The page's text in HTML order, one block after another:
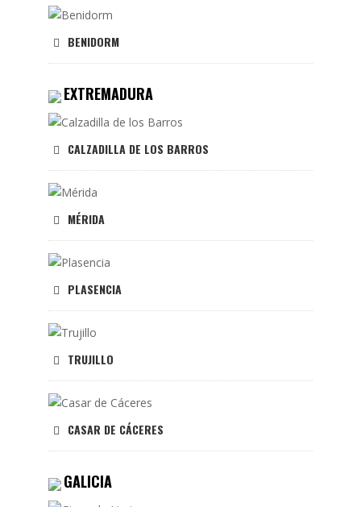
BENIDORM
EXTREMADURA
CALZADILLA DE LOS BARROS
MÉRIDA
PLASENCIA
TRUJILLO
CASAR DE CÁCERES
GALICIA